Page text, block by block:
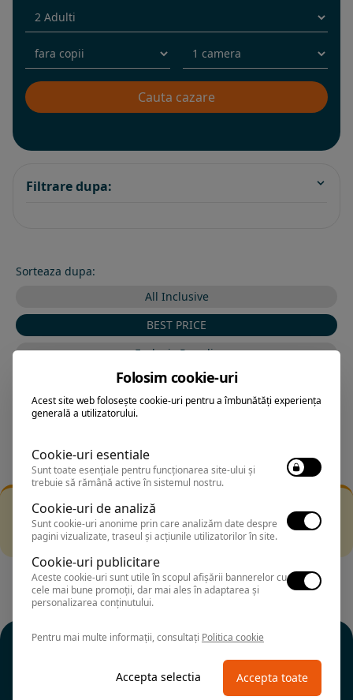
Filtrare dupa:
Sorteaza dupa:
All Inclusive
BEST PRICE
Exclusiv Paradis
Stele 1-5
Stele 5-1
Filtrarea nu a returnat niciun rezultat
Incearca sa folosesti o cautarea mai generala sau alege
alte fitre.
Folosim cookie-uri
Acest site web folosește cookie-uri pentru a îmbunătăți experiența
generală a utilizatorului.
Cookie-uri esentiale
Sunt toate esențiale pentru funcționarea site-ului și
trebuie să rămână active în sistemul nostru.
Cookie-uri de analiză
Sunt cookie-uri anonime prin care analizăm date despre
pagini vizualizate, traseul și acțiunile utilizatorilor în site.
Cookie-uri publicitare
Aceste cookie-uri sunt utile în scopul afișării bannerelor cu
cele mai bune promoții, dar mai ales în adaptarea și
personalizarea conținutului.
Pentru mai multe informații, consultați Politica cookie
Accepta selectia Accepta toate